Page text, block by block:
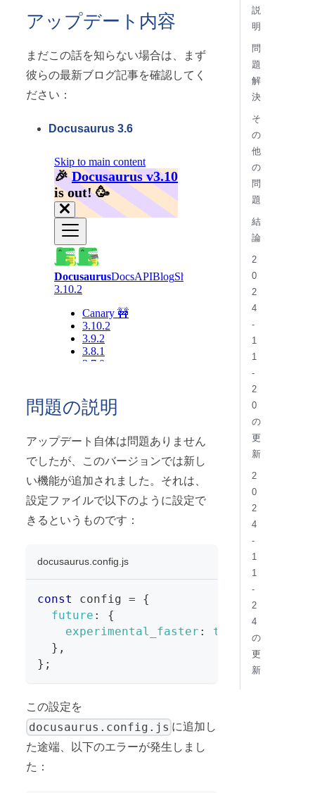
アップデート内容
まだこの話を知らない場合は、まず
彼らの最新ブログ記事を確認してく
ださい：
Docusaurus 3.6
問題の説明
アップデート自体は問題ありません
でしたが、このバージョンでは新し
い機能が追加されました。それは、
設定ファイルで以下のように設定で
きるというものです：
docusaurus.config.js
const config =
{
future :
{
experimental_faster : true
} ,
} ;
この設定を
docusaurus.config.js に追加し
た途端、以下のエラーが発生しまし
た：
説
明
問
題
解
決
そ
の
他
の
問
題
結
論
2
0
2
4
-
1
1
-
2
0
の
更
新
2
0
2
4
-
1
1
-
2
4
の
更
新